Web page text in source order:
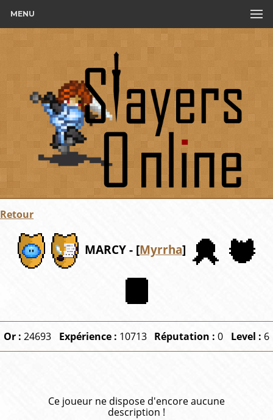
MENU
Retour
MARCY - [Myrrha]
Or :24693 Expérience : 10713 Réputation :0 Level : 6
Ce joueur ne dispose d'encore aucune
description !